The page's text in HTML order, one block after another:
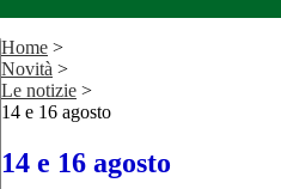
Home >
Novità >
Le notizie >
14 e 16 agosto
14 e 16 agosto